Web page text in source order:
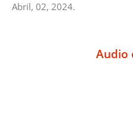
Abril, 02, 2024.
Audio